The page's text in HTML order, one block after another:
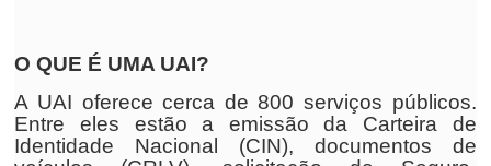
O QUE É UMA UAI?
A UAI oferece cerca de 800 serviços públicos.
Entre eles estão a emissão da Carteira de
Identidade Nacional (CIN), documentos de